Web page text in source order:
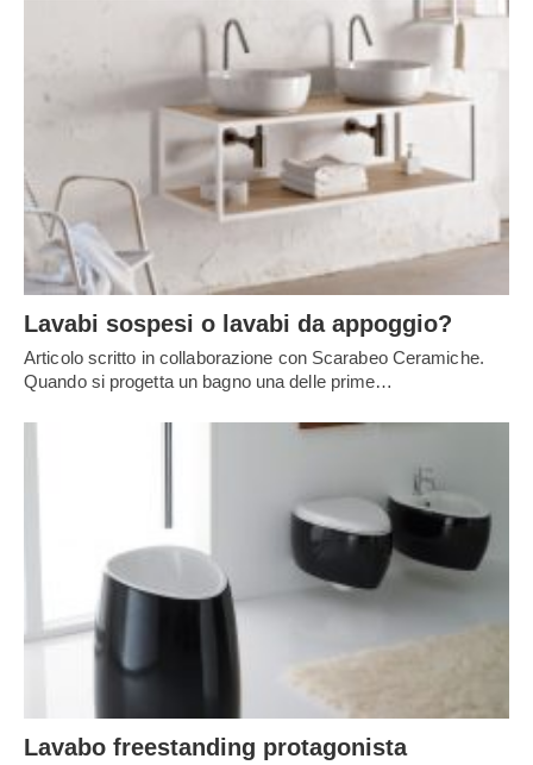
Lavabi sospesi o lavabi da appoggio?
Articolo scritto in collaborazione con Scarabeo Ceramiche.
Quando si progetta un bagno una delle prime…
Lavabo freestanding protagonista